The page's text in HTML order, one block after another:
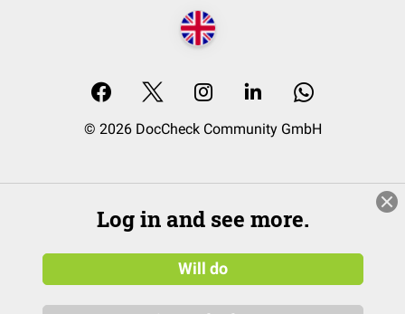
© 2026 DocCheck Community GmbH
Log in and see more.
Will do